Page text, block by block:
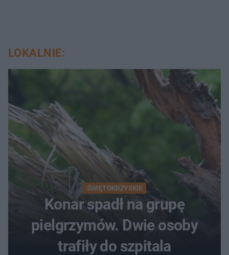
LOKALNIE:
ŚWIĘTOKRZYSKIE
Konar spadł na grupę
pielgrzymów. Dwie osoby
trafiły do szpitala